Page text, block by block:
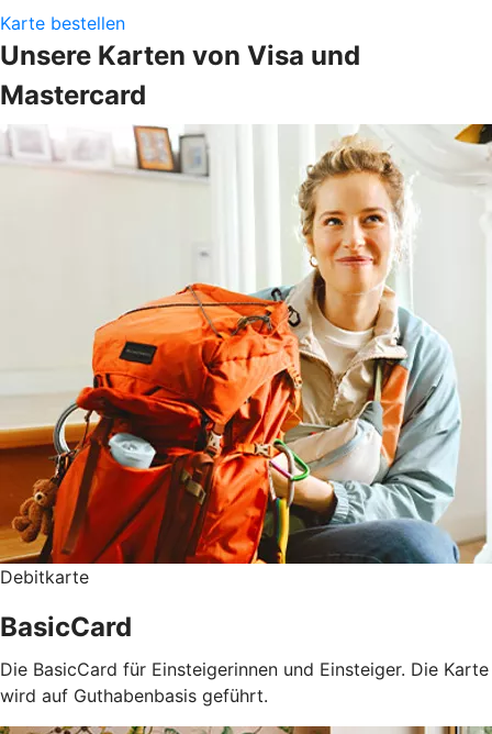
Karte bestellen
Unsere Karten von Visa und
Mastercard
Debitkarte
BasicCard
Die BasicCard für Einsteigerinnen und Einsteiger. Die Karte
wird auf Guthabenbasis geführt.